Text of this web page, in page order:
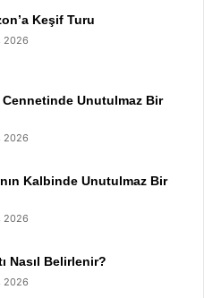
Keşif Turu
2026
Cennetinde Unutulmaz Bir
2026
Kalbinde Unutulmaz Bir
2026
Nasıl Belirlenir?
2026